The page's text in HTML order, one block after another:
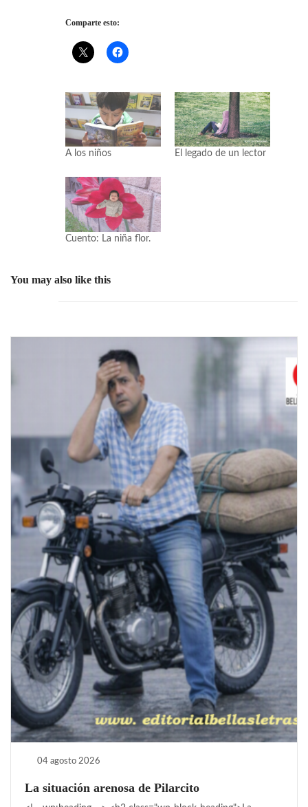
Comparte esto:
A los niños El legado de un lector
Cuento: La niña flor.
You may also like this
04 agosto 2026
La situación arenosa de Pilarcito